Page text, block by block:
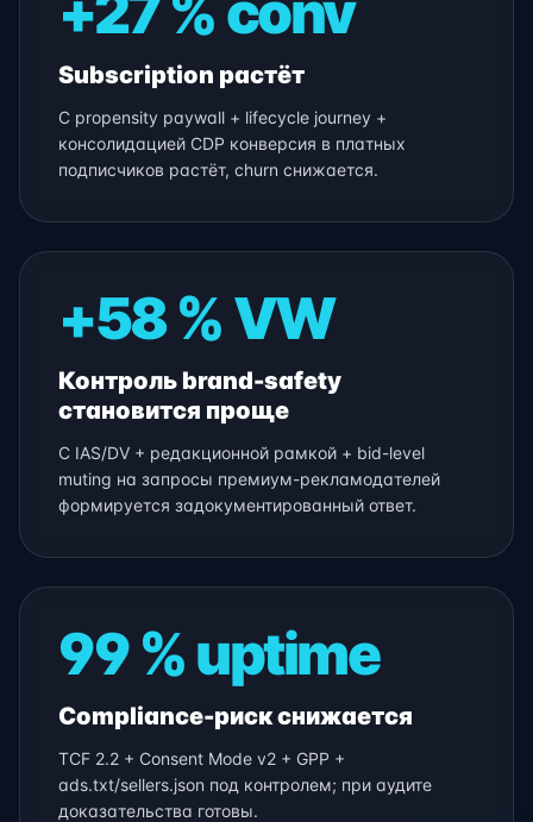
Subscription растёт
С propensity paywall + lifecycle journey +
консолидацией CDP конверсия в платных
подписчиков растёт, churn снижается.
+58 % VW
Контроль brand-safety
становится проще
С IAS/DV + редакционной рамкой + bid-level
muting на запросы премиум-рекламодателей
формируется задокументированный ответ.
99 % uptime
Compliance-риск снижается
TCF 2.2 + Consent Mode v2 + GPP +
ads.txt/sellers.json под контролем; при аудите
доказательства готовы.